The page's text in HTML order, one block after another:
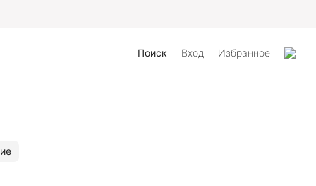
Поиск Вход Избранное